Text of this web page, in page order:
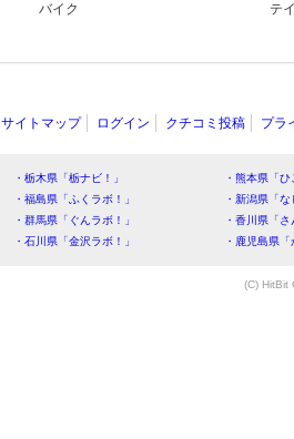
バイク
テ
サイトマップ ログイン クチコミ投稿 プラ
・栃木県「栃ナビ！」
・熊本県「
・福島県「ふくラボ！」
・新潟県「
・群馬県「ぐんラボ！」
・香川県「
・石川県「金沢ラボ！」
・鹿児島県
(C) HitBit